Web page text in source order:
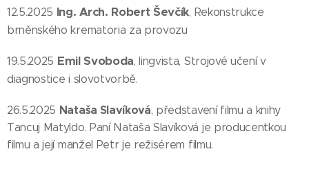
12.5.2025 Ing. Arch. Robert Ševčík, Rekonstrukce
brněnského krematoria za provozu
19.5.2025 Emil Svoboda, lingvista, Strojové učení v
diagnostice i slovotvorbě.
26.5.2025 Nataša Slavíková, představení filmu a knihy
Tancuj Matyldo. Paní Nataša Slavíková je producentkou
filmu a její manžel Petr je režisérem filmu.